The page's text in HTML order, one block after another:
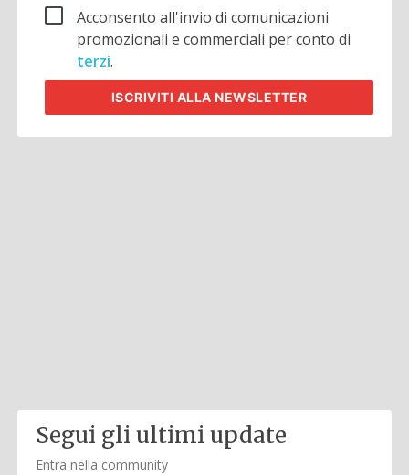
Acconsento all'invio di comunicazioni
promozionali e commerciali per conto di
terzi.
ISCRIVITI ALLA NEWSLETTER
Segui gli ultimi update
Entra nella community